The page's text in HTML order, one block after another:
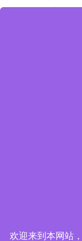
销售商、服务商及
欢迎来到本网站